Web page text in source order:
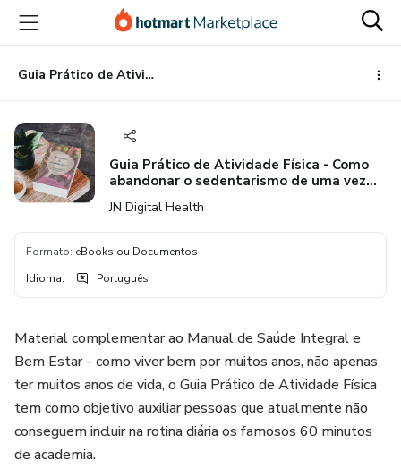
para
conteúdo
principal
para
pagamento
para
rodapé
Guia Prático de Atividade Física - Como abandonar o sedentarismo de uma vez por todas
Guia Prático de Atividade Física - Como
abandonar o sedentarismo de uma vez
JN Digital Health
Formato: eBooks ou Documentos
Idioma: Português
Material complementar ao Manual de Saúde Integral e
Bem Estar - como viver bem por muitos anos, não apenas
ter muitos anos de vida, o Guia Prático de Atividade Física
tem como objetivo auxiliar pessoas que atualmente não
conseguem incluir na rotina diária os famosos 60 minutos
de academia.